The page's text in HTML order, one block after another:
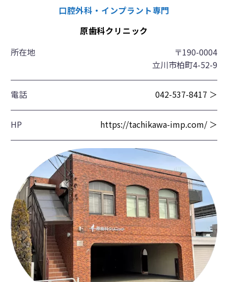
口腔外科・インプラント専門
原歯科クリニック
所在地
〒190-0004
立川市柏町4-52-9
電話 042-537-8417 ＞
HP https://tachikawa-imp.com/ ＞